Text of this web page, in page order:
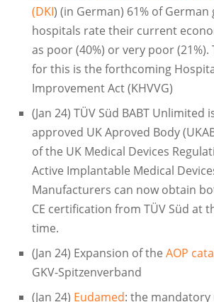
(DKI) (in German) 61% of German
hospitals rate their current
as poor (40%) or very poor (21%).
for this is the forthcoming
Improvement Act (KHVVG)
(Jan 24) TÜV Süd BABT Unlimited
approved UK Aproved Body
of the UK Medical Devices
Active Implantable Medical
Manufacturers can now obtain
CE certification from TÜV Süd at
time.
(Jan 24) Expansion of the AOP
GKV-Spitzenverband
(Jan 24) Eudamed: the mandatory